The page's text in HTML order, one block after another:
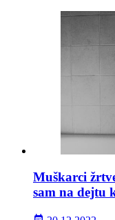
Muškarci
sam na dejtu